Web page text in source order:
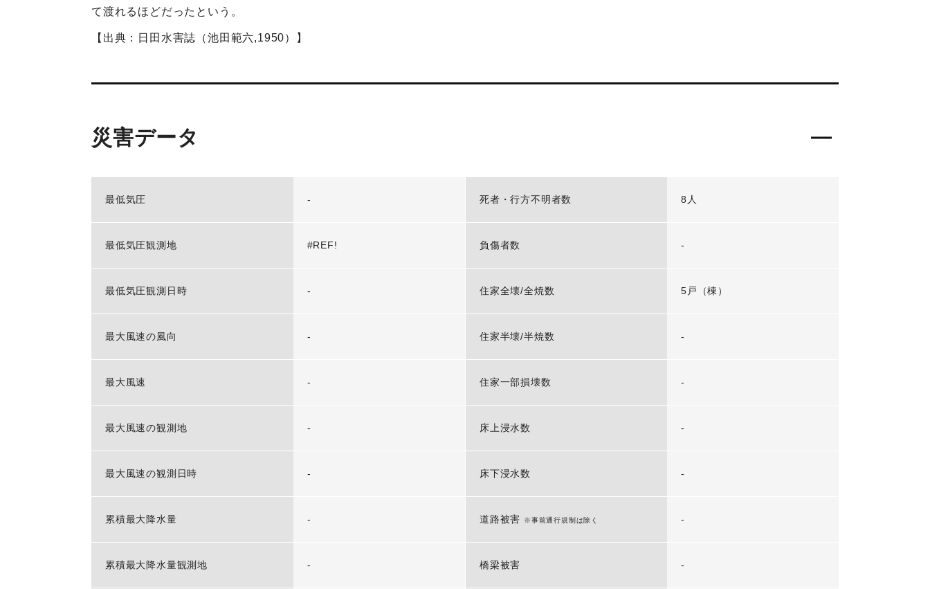
て渡れるほどだったという。
【出典：日田水害誌（池田範六,1950）】
災害データ
最低気圧 -
最低気圧観測地 #REF!
最低気圧観測日時 -
最大風速の風向 -
最大風速 -
最大風速の観測地 -
最大風速の観測日時 -
累積最大降水量 -
累積最大降水量観測地 -
死者・行方不明者数 8人
負傷者数 -
住家全壊/全焼数 5戸（棟）
住家半壊/半焼数 -
住家一部損壊数 -
床上浸水数 -
床下浸水数 -
道路被害 ※事前通行規制は除く -
橋梁被害 -